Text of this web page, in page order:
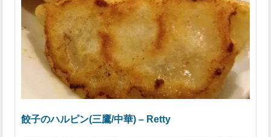
餃子のハルピン(三鷹/中華) – Retty